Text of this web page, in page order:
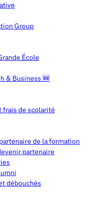
Group
École
& Business 🆕
frais de scolarité
de la formation
partenaire
débouchés